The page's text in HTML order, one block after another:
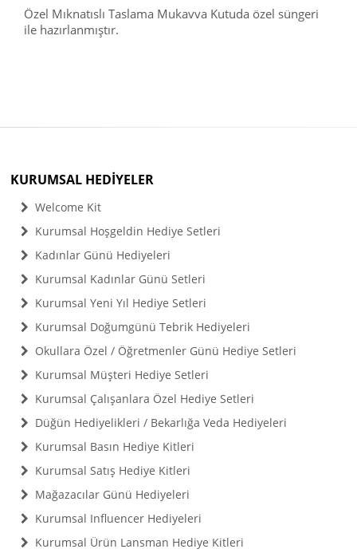
Özel Mıknatıslı Taslama Mukavva Kutuda özel süngeri
ile hazırlanmıştır.
KURUMSAL HEDİYELER
Welcome Kit
Kurumsal Hoşgeldin Hediye Setleri
Kadınlar Günü Hediyeleri
Kurumsal Kadınlar Günü Setleri
Kurumsal Yeni Yıl Hediye Setleri
Kurumsal Doğumgünü Tebrik Hediyeleri
Okullara Özel / Öğretmenler Günü Hediye Setleri
Kurumsal Müşteri Hediye Setleri
Kurumsal Çalışanlara Özel Hediye Setleri
Düğün Hediyelikleri / Bekarlığa Veda Hediyeleri
Kurumsal Basın Hediye Kitleri
Kurumsal Satış Hediye Kitleri
Mağazacılar Günü Hediyeleri
Kurumsal Influencer Hediyeleri
Kurumsal Ürün Lansman Hediye Kitleri